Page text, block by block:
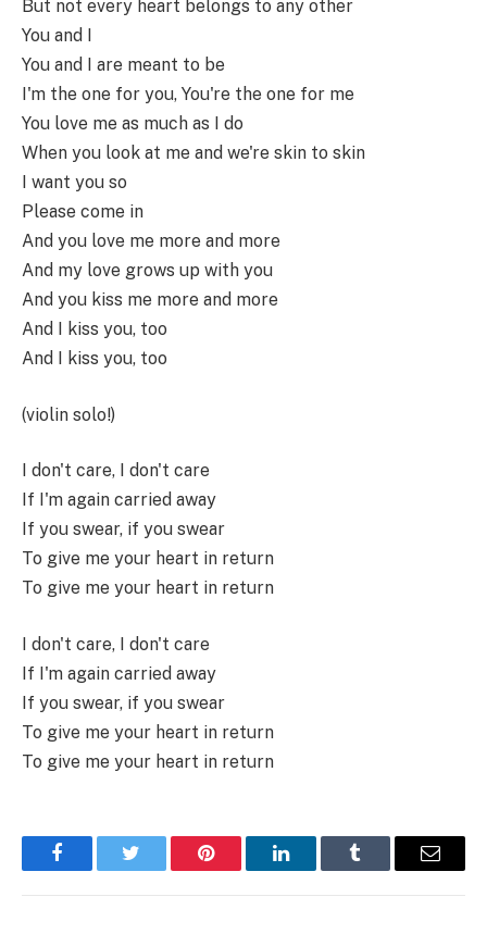
But not every heart belongs to any other
You and I
You and I are meant to be
I'm the one for you, You're the one for me
You love me as much as I do
When you look at me and we're skin to skin
I want you so
Please come in
And you love me more and more
And my love grows up with you
And you kiss me more and more
And I kiss you, too
And I kiss you, too
(violin solo!)
I don't care, I don't care
If I'm again carried away
If you swear, if you swear
To give me your heart in return
To give me your heart in return
I don't care, I don't care
If I'm again carried away
If you swear, if you swear
To give me your heart in return
To give me your heart in return
FacebookTwitter Pinterest LinkedInTumblr Имэйл